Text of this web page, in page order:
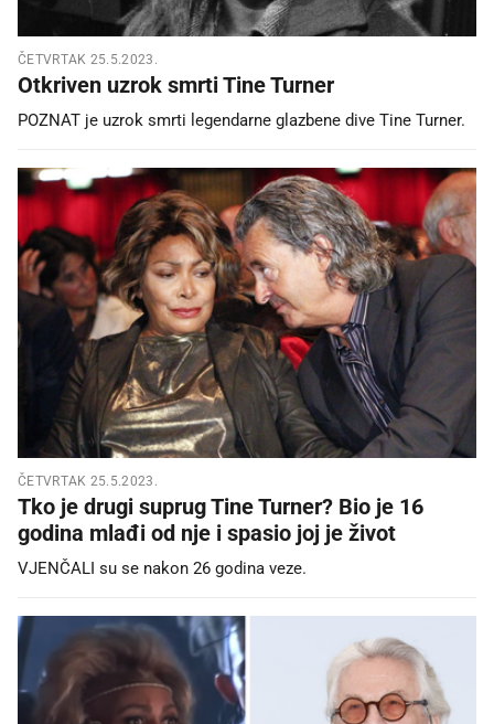
ČETVRTAK 25.5.2023.
Otkriven uzrok smrti Tine Turner
POZNAT je uzrok smrti legendarne glazbene dive Tine Turner.
ČETVRTAK 25.5.2023.
Tko je drugi suprug Tine Turner? Bio je 16
godina mlađi od nje i spasio joj je život
VJENČALI su se nakon 26 godina veze.